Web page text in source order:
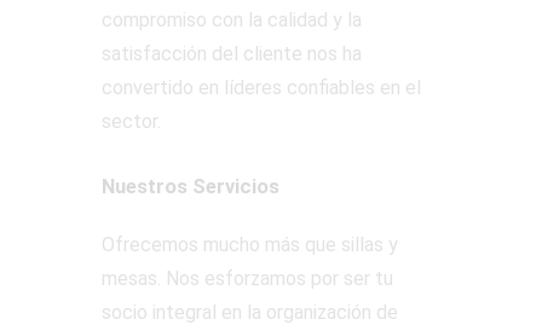
compromiso con la calidad y la
satisfacción del cliente nos ha
convertido en líderes confiables en el
sector.
Nuestros Servicios
Ofrecemos mucho más que sillas y
mesas. Nos esforzamos por ser tu
socio integral en la organización de